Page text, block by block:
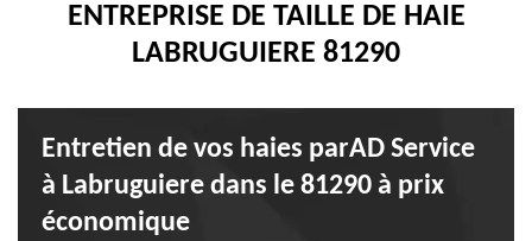
ENTREPRISE DE TAILLE DE HAIE
LABRUGUIERE 81290
Entretien de vos haies parAD Service
à Labruguiere dans le 81290 à prix
économique